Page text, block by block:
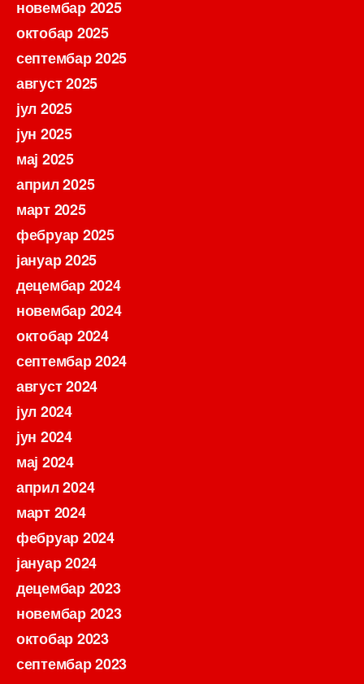
новембар 2025
октобар 2025
септембар 2025
август 2025
јул 2025
јун 2025
мај 2025
април 2025
март 2025
фебруар 2025
јануар 2025
децембар 2024
новембар 2024
октобар 2024
септембар 2024
август 2024
јул 2024
јун 2024
мај 2024
април 2024
март 2024
фебруар 2024
јануар 2024
децембар 2023
новембар 2023
октобар 2023
септембар 2023